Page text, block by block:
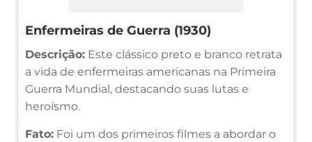
Enfermeiras de Guerra (1930)
Descrição: Este clássico preto e branco retrata
a vida de enfermeiras americanas na Primeira
Guerra Mundial, destacando suas lutas e
heroísmo.
Fato: Foi um dos primeiros filmes a abordar o